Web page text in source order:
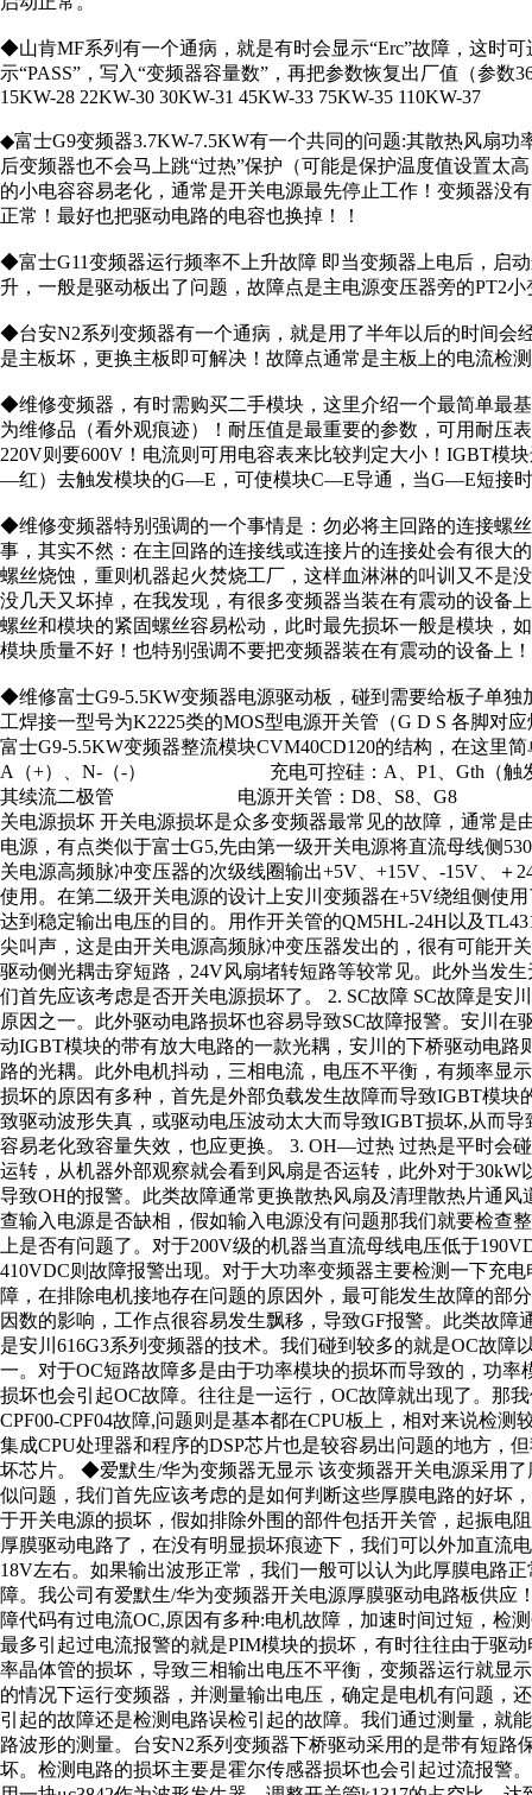
◆山肯MF系列有一个通病，就是有时会显示“Erc”故障，这时
示“PASS”，写入“变频器容量数”，再把参数恢复出厂值（参
15KW-28 22KW-30 30KW-31 45KW-33 75KW-35 110KW-37
◆富士G9变频器3.7KW-7.5KW有一个共同的问题:其散热风扇
后变频器也不会马上跳“过热”保护（可能是保护温度值设置太
的小电容容易老化，通常是开关电源最先停止工作！变频器没
正常！最好也把驱动电路的电容也换掉！！
◆富士G11变频器运行频率不上升故障 即当变频器上电后，启
升，一般是驱动板出了问题，故障点是主电源变压器旁的PT2
◆台安N2系列变频器有一个通病，就是用了半年以后的时间会
是主板坏，更换主板即可解决！故障点通常是主板上的电流检
◆维修变频器，有时需购买二手模块，这里介绍一个最简单最
为维修品（看外观痕迹）！耐压值是最重要的参数，可用耐压
220V则要600V！电流则可用电容表来比较判定大小！IGBT模
—红）去触发模块的G—E，可使模块C—E导通，当G—E短接
◆维修变频器特别强调的一个事情是：勿必将主回路的连接螺
事，其实不然：在主回路的连接线或连接片的连接处会有很大
螺丝烧蚀，重则机器起火焚烧工厂，这样血淋淋的叫训又不是
没几天又坏掉，在我发现，有很多变频器当装在有震动的设备
螺丝和模块的紧固螺丝容易松动，此时最先损坏一般是模块，
模块质量不好！也特别强调不要把变频器装在有震动的设备上！
◆维修富士G9-5.5KW变频器电源驱动板，碰到需要给板子单
工焊接一型号为K2225类的MOS型电源开关管（G D S 各脚对
富士G9-5.5KW变频器整流模块CVM40CD120的
A（+）、N-（-） 充电可控硅：A、P1、Gth（
其续流二极管 电源开关管：D8、S8、G8 热敏
关电源损坏 开关电源损坏是众多变频器最常见的故障，通常是
电源，有点类似于富士G5,先由第一级开关电源将直流母线侧
关电源高频脉冲变压器的次级线圈输出+5V、+15V、-15V、
使用。在第二级开关电源的设计上安川变频器在+5V绕组侧使
达到稳定输出电压的目的。用作开关管的QM5HL-24H以及
尖叫声，这是由开关电源高频脉冲变压器发出的，很有可能开
驱动侧光耦击穿短路，24V风扇堵转短路等较常见。此外当发
们首先应该考虑是否开关电源损坏了。 2. SC故障 SC故障是
原因之一。此外驱动电路损坏也容易导致SC故障报警。安川
动IGBT模块的带有放大电路的一款光耦，安川的下桥驱动电
路的光耦。此外电机抖动，三相电流，电压不平衡，有频率显
损坏的原因有多种，首先是外部负载发生故障而导致IGBT模
致驱动波形失真，或驱动电压波动太大而导致IGBT损坏,从而
容易老化致容量失效，也应更换。 3. OH—过热 过热是平时会
运转，从机器外部观察就会看到风扇是否运转，此外对于
导致OH的报警。此类故障通常更换散热风扇及清理散热片通
查输入电源是否缺相，假如输入电源没有问题那我们就要检查
上是否有问题了。对于200V级的机器当直流母线电压低于
410VDC则故障报警出现。对于大功率变频器主要检测一下充
障，在排除电机接地存在问题的原因外，最可能发生故障的部
因数的影响，工作点很容易发生飘移，导致GF报警。此类故
是安川616G3系列变频器的技术。我们碰到较多的就是OC故障
一。对于OC短路故障多是由于功率模块的损坏而导致的，功
损坏也会引起OC故障。往往是一运行，OC故障就出现了。那
CPF00-CPF04故障,问题则是基本都在CPU板上，相对来说检
集成CPU处理器和程序的DSP芯片也是较容易出问题的地方，
坏芯片。 ◆爱默生/华为变频器无显示 该变频器开关电源采用
似问题，我们首先应该考虑的是如何判断这些厚膜电路的好坏
于开关电源的损坏，假如排除外围的部件包括开关管，起振电
厚膜驱动电路了，在没有明显损坏痕迹下，我们可以外加直流
18V左右。如果输出波形正常，我们一般可以认为此厚膜电路
障。我公司有爱默生/华为变频器开关电源厚膜驱动电路板供
障代码有过电流OC,原因有多种:电机故障，加速时间过短，检
最多引起过电流报警的就是PIM模块的损坏，有时往往由于驱
率晶体管的损坏，导致三相输出电压不平衡，变频器运行就显
的情况下运行变频器，并测量输出电压，确定是电机有问题，
引起的故障还是检测电路误检引起的故障。我们通过测量，就
路波形的测量。台安N2系列变频器下桥驱动采用的是带有短路
坏。检测电路的损坏主要是霍尔传感器损坏也会引起过流报警